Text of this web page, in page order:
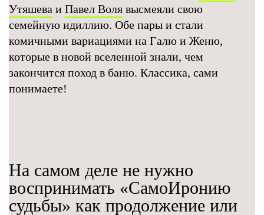
Утяшева и Павел Воля высмеяли свою
семейную идиллию. Обе пары и стали
комичными вариациями на Галю и Женю,
которые в новой вселенной знали, чем
закончится поход в баню. Классика, сами
понимаете!
На самом деле не нужно
воспринимать «СамоИронию
судьбы» как продолжение или